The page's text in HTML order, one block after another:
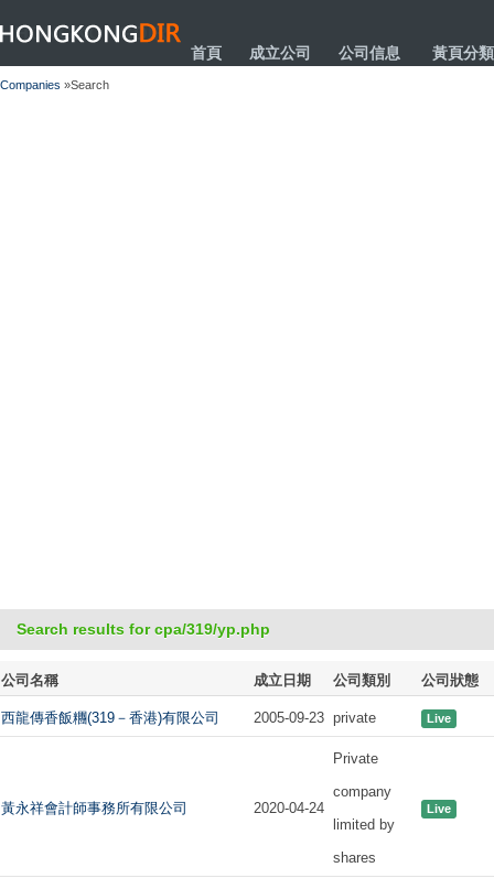
HONGKONGDIR
首頁 成立公司 公司信息 黃頁分類
Companies »Search
Search results for cpa/319/yp.php
公司名稱 成立日期 公司類別 公司狀態
西龍傳香飯糰(319－香港)有限公司 2005-09-23 private Live
黃永祥會計師事務所有限公司 2020-04-24
Private
company
limited by
shares
Live